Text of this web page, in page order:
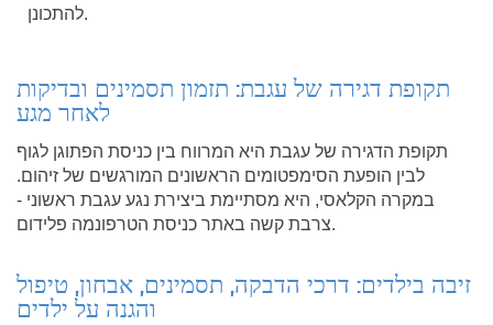
להתכונן.
תקופת דגירה של עגבת: תזמון תסמינים ובדיקות
לאחר מגע
תקופת הדגירה של עגבת היא המרווח בין כניסת הפתוגן לגוף
לבין הופעת הסימפטומים הראשונים המורגשים של זיהום.
במקרה הקלאסי, היא מסתיימת ביצירת נגע עגבת ראשוני -
צרבת קשה באתר כניסת הטרפונמה פלידום.
זיבה בילדים: דרכי הדבקה, תסמינים, אבחון, טיפול
והגנה על ילדים